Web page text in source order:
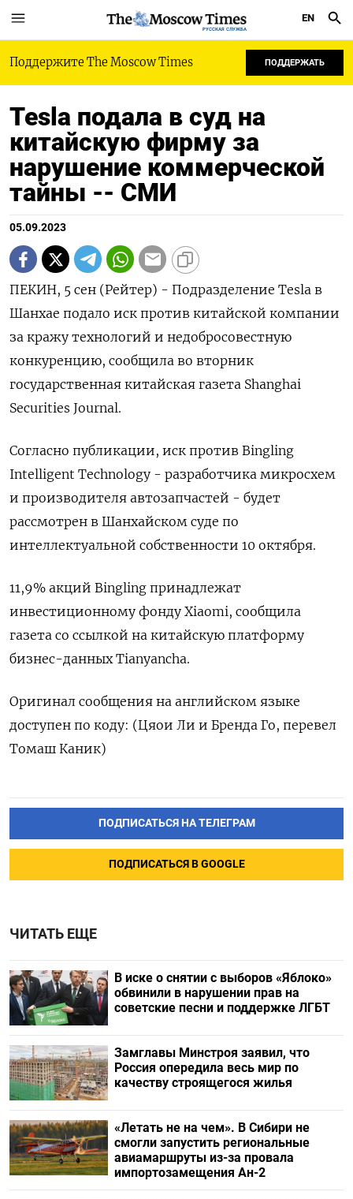
РУССКАЯ СЛУЖБА
EN
Поддержите The Moscow Times ПОДДЕРЖАТЬ
Tesla подала в суд на
китайскую фирму за
нарушение коммерческой
тайны -- СМИ
05.09.2023
ПЕКИН, 5 сен (Рейтер) - Подразделение Tesla в
Шанхае подало иск против китайской компании
за кражу технологий и недобросовестную
конкуренцию, сообщила во вторник
государственная китайская газета Shanghai
Securities Journal.
Согласно публикации, иск против Bingling
Intelligent Technology - разработчика микросхем
и производителя автозапчастей - будет
рассмотрен в Шанхайском суде по
интеллектуальной собственности 10 октября.
11,9% акций Bingling принадлежат
инвестиционному фонду Xiaomi, сообщила
газета со ссылкой на китайскую платформу
бизнес-данных Tianyancha.
Оригинал сообщения на английском языке
доступен по коду: (Цяои Ли и Бренда Го, перевел
Томаш Каник)
ПОДПИСАТЬСЯ НА ТЕЛЕГРАМ
ПОДПИСАТЬСЯ В GOOGLE
ЧИТАТЬ ЕЩЕ
В иске о снятии с выборов «Яблоко»
обвинили в нарушении прав на
советские песни и поддержке ЛГБТ
Замглавы Минстроя заявил, что
Россия опередила весь мир по
качеству строящегося жилья
«Летать не на чем». В Сибири не
смогли запустить региональные
авиамаршруты из-за провала
импортозамещения Ан-2